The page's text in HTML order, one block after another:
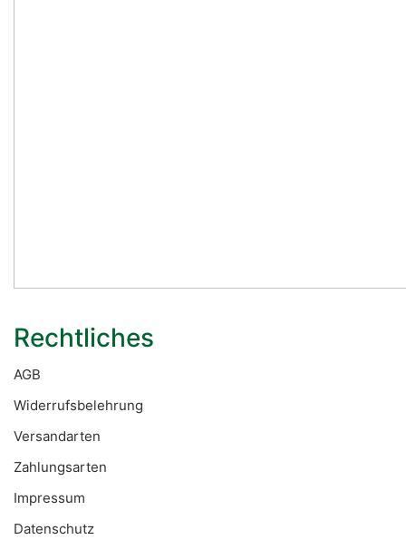
Rechtliches
AGB
Widerrufsbelehrung
Versandarten
Zahlungsarten
Impressum
Datenschutz